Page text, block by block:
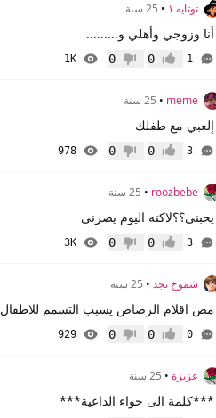
توتايه ١ • 25 سنة
أنا وزوجي وأهلي و.........
1 إعجاب0 عدم إعجاب
0
1K
meme
• 25 سنة
إلعبي مع طفلك
3 إعجاب0 عدم إعجاب
0
978
roozbebe
• 25 سنة
يحبنى؟؟لاكنه اليوم يضرنى
3 إعجاب0 عدم إعجاب
0
3K
شموخ نجد• 25 سنة
مص اقلام الرصاص يسبب التسمم للاطفال
0 إعجاب0 عدم إعجاب
0
929
عزيزة• 25 سنة
***كلمة الى حواء الداعية***